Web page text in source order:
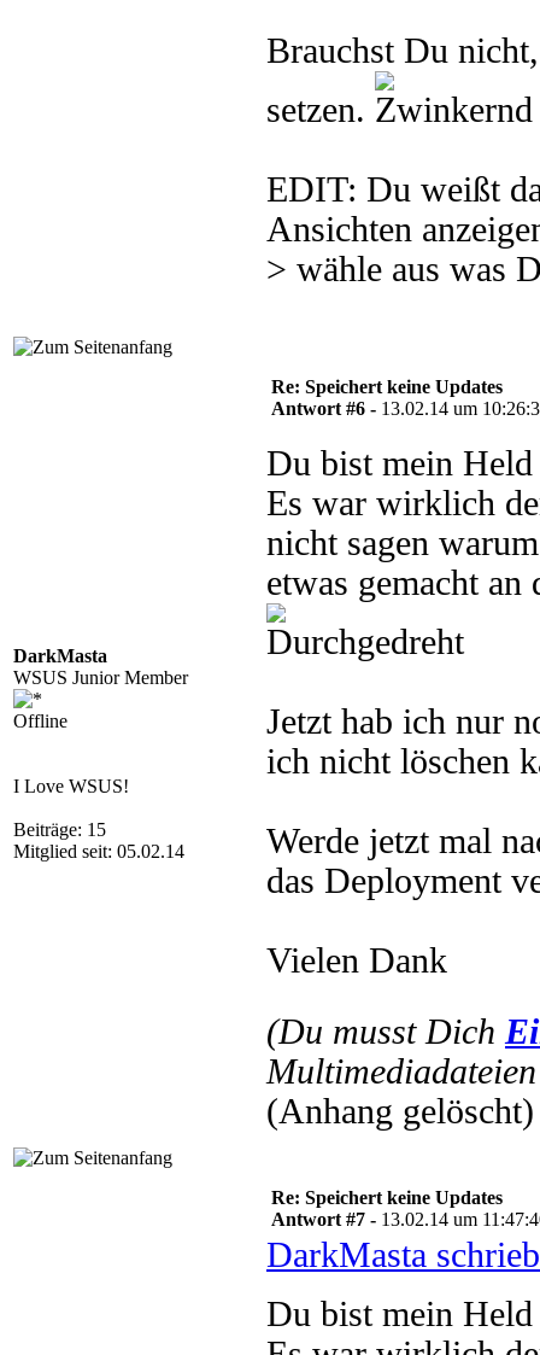
Brauchst Du
setzen.
EDIT: Du weißt
Ansichten
> wähle aus was
DarkMasta
WSUS Junior Member
Offline
I Love WSUS!
Beiträge: 15
Mitglied seit: 05.02.14
Re: Speichert keine Updates
Antwort #6 - 13.02.14 um
Du bist mein
Es war wirklich
nicht sagen
etwas gemacht
Jetzt hab ich nur
ich nicht löschen
Werde jetzt mal
das Deployment
Vielen Dank
(Du musst Dich
(Anhang gelöscht)
Re: Speichert keine Updates
Antwort #7 - 13.02.14 um
DarkMasta schrieb
Du bist mein